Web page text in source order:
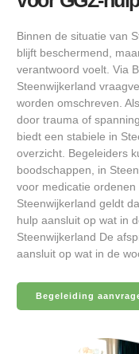
Binnen de situatie van
blijft beschermend,
verantwoord voelt. Via
Steenwijkerland
worden omschreven.
door trauma of
biedt een stabiele in
overzicht. Begeleiders
boodschappen, in
voor medicatie
Steenwijkerland geldt
hulp aansluit op wat in
Steenwijkerland De
aansluit op wat in de
Begeleiding